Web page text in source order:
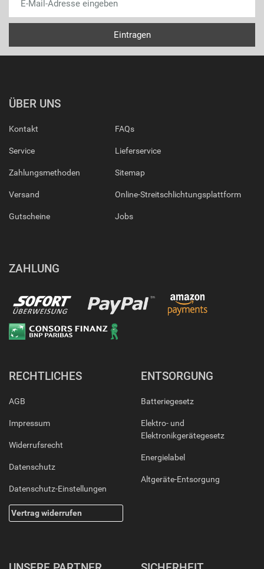
ÜBER UNS
Kontakt
Service
Zahlungsmethoden
Versand
Gutscheine
FAQs
Lieferservice
Sitemap
Online-Streitschlichtungsplattform
Jobs
ZAHLUNG
RECHTLICHES
AGB
Impressum
Widerrufsrecht
Datenschutz
Datenschutz-Einstellungen
Vertrag widerrufen
ENTSORGUNG
Batteriegesetz
Elektro- und
Elektronikgerätegesetz
Energielabel
Altgeräte-Entsorgung